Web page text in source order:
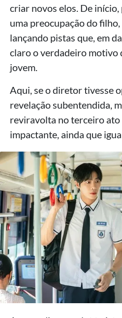
criar novos elos. De
uma preocupação do
lançando pistas que, em
claro o verdadeiro motivo
jovem.
Aqui, se o diretor tivesse
revelação subentendida,
reviravolta no terceiro ato
impactante, ainda que